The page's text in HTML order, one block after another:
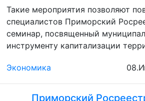
Такие мероприятия позволяют
специалистов Приморский
семинар, посвященный
инструменту капитализации
Экономика
Приморский